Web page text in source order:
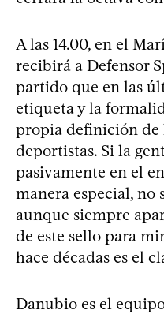
A las 14.00, en el
recibirá a Defensor
partido que en las
etiqueta y la
propia definición de
deportistas. Si la
pasivamente en el
manera especial, no
aunque siempre
de este sello para
hace décadas es el
Danubio es el